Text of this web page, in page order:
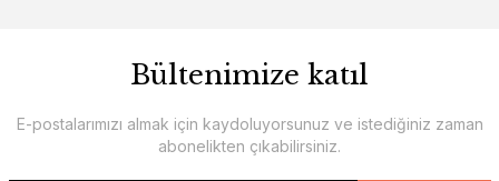
Bültenimize katıl
E-postalarımızı almak için kaydoluyorsunuz ve istediğiniz zaman
abonelikten çıkabilirsiniz.